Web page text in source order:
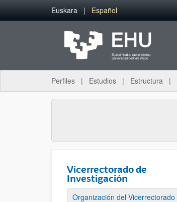
Saltar al contenido principal
Euskara Español
Perfiles Estudios Estructura
Vicerrectorado de
Investigación
Organización del Vicerrectorado